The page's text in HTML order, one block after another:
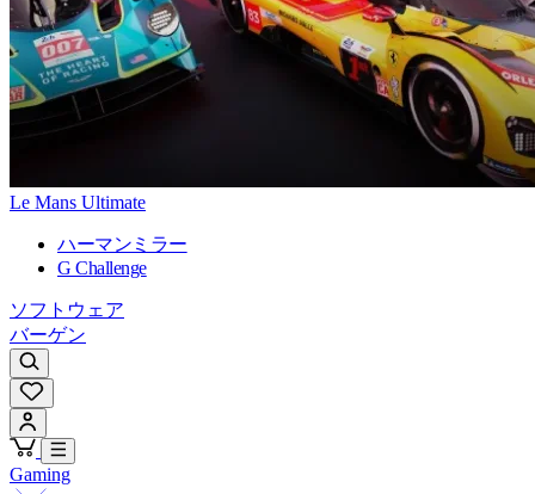
Le Mans Ultimate
ハーマンミラー
G Challenge
ソフトウェア
バーゲン
Gaming